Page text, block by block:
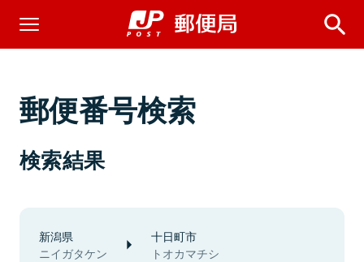
郵便番号検索
検索結果
新潟県
ニイガタケン
十日町市
トオカマチシ